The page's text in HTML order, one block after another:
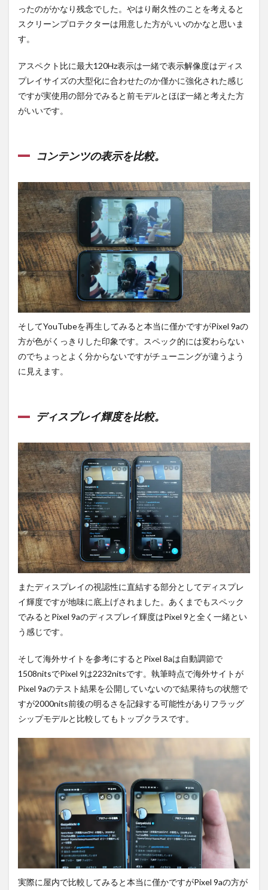
ったのがかなり残念でした。やはり耐久性のことを考えると
スクリーンプロテクターは用意した方がいいのかなと思いま
す。
アスペクト比に最大120Hz表示は一緒で表示解像度はディス
プレイサイズの大型化に合わせたのか僅かに強化された感じ
ですが実使用の部分でみると前モデルとほぼ一緒と考えた方
がいいです。
コンテンツの表示を比較。
そしてYouTubeを再生してみると本当に僅かですがPixel 9aの
方が色がくっきりした印象です。スペック的には変わらない
のでちょっとよく分からないですがチューニングが違うよう
に見えます。
ディスプレイ輝度を比較。
またディスプレイの視認性に直結する部分としてディスプレ
イ輝度ですが地味に底上げされました。あくまでもスペック
でみるとPixel 9aのディスプレイ輝度はPixel 9と全く一緒とい
う感じです。
そして海外サイトを参考にするとPixel 8aは自動調節で
1508nitsでPixel 9は2232nitsです。執筆時点で海外サイトが
Pixel 9aのテスト結果を公開していないので結果待ちの状態で
すが2000nits前後の明るさを記録する可能性がありフラッグ
シップモデルと比較してもトップクラスです。
実際に屋内で比較してみると本当に僅かですがPixel 9aの方が